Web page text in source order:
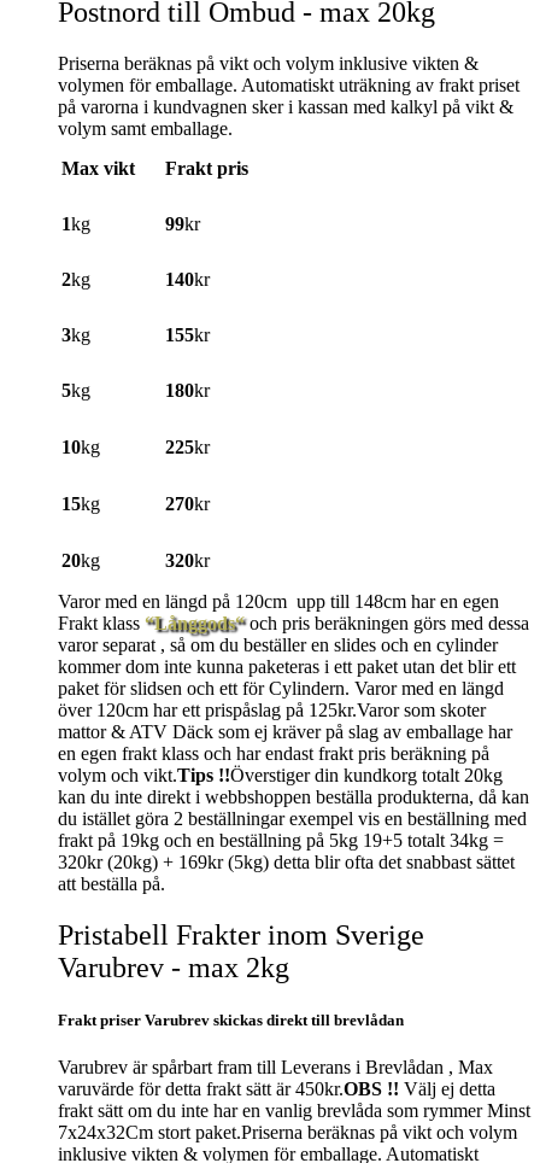
Postnord till Ombud - max 20kg
Priserna beräknas på vikt och volym inklusive vikten &
volymen för emballage. Automatiskt uträkning av frakt priset
på varorna i kundvagnen sker i kassan med kalkyl på vikt &
volym samt emballage.
Max vikt
Frakt pris
1kg 99kr
2kg 140kr
3kg 155kr
5kg 180kr
10kg 225kr
15kg 270kr
20kg 320kr
Varor med en längd på 120cm upp till 148cm har en egen
Frakt klass “Långgods“och pris beräkningen görs med dessa
varor separat , så om du beställer en slides och en cylinder
kommer dom inte kunna paketeras i ett paket utan det blir ett
paket för slidsen och ett för Cylindern. Varor med en längd
över 120cm har ett prispåslag på 125kr.Varor som skoter
mattor & ATV Däck som ej kräver på slag av emballage har
en egen frakt klass och har endast frakt pris beräkning på
volym och vikt.Tips !!Överstiger din kundkorg totalt 20kg
kan du inte direkt i webbshoppen beställa produkterna, då kan
du istället göra 2 beställningar exempel vis en beställning med
frakt på 19kg och en beställning på 5kg 19+5 totalt 34kg =
320kr (20kg) + 169kr (5kg) detta blir ofta det snabbast sättet
att beställa på.
Pristabell Frakter inom Sverige
Varubrev - max 2kg
Frakt priser Varubrev skickas direkt till brevlådan
Varubrev är spårbart fram till Leverans i Brevlådan , Max
varuvärde för detta frakt sätt är 450kr.OBS !! Välj ej detta
frakt sätt om du inte har en vanlig brevlåda som rymmer Minst
7x24x32Cm stort paket.Priserna beräknas på vikt och volym
inklusive vikten & volymen för emballage. Automatiskt